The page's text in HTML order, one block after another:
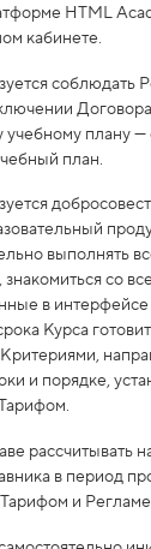
HTML
кабинете.
соблюдать
учебному плану —
план.
выполнять
со
в
Курса
Критериями,
и порядке,
рассчитывать
в период
Тарифом и